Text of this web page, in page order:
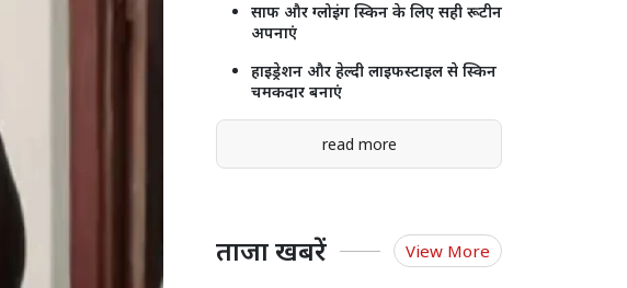
साफ और ग्लोइंग स्किन के लिए सही रूटीन
अपनाएं
हाइड्रेशन और हेल्दी लाइफस्टाइल से स्किन
चमकदार बनाएं
read more
ताजा खबरें View More